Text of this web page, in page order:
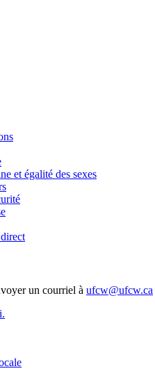
et égalité des sexes
un courriel à ufcw@ufcw.ca